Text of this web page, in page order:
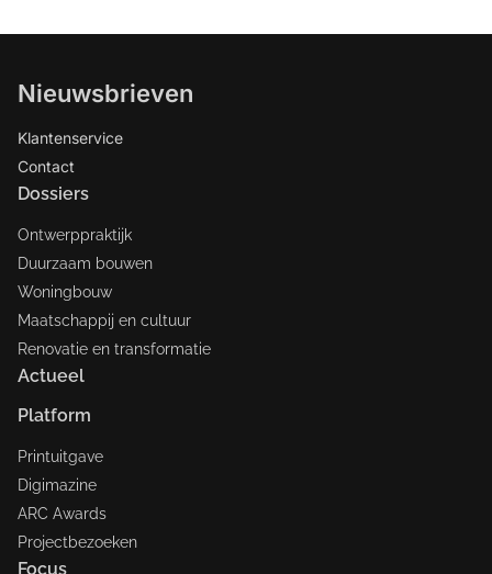
Nieuwsbrieven
Klantenservice
Contact
Dossiers
Ontwerppraktijk
Duurzaam bouwen
Woningbouw
Maatschappij en cultuur
Renovatie en transformatie
Actueel
Platform
Printuitgave
Digimazine
ARC Awards
Projectbezoeken
Focus